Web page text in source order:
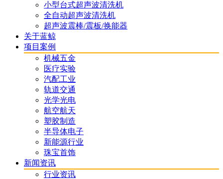
小型台式超声波清洗机
全自动超声波清洗机
超声波震棒/震板/换能器
关于蓝鲸
项目案例
机械五金
医疗实验
汽配工业
轨道交通
光学光电
航空航天
塑胶制造
半导体电子
新能源行业
珠宝首饰
新闻资讯
行业资讯